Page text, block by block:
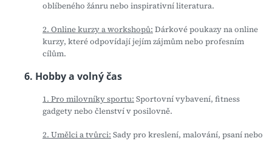
oblíbeného žánru nebo inspirativní literatura.
2. Online kurzy a workshopů: Dárkové poukazy na online
kurzy, které odpovídají jejím zájmům nebo profesním
cílům.
6. Hobby a volný čas
1. Pro milovníky sportu: Sportovní vybavení, fitness
gadgety nebo členství v posilovně.
2. Umělci a tvůrci: Sady pro kreslení, malování, psaní nebo